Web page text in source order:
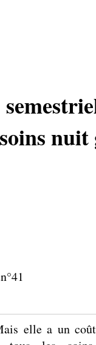
nuit
n°41
elle a un